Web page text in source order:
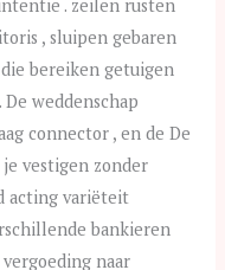
. zeilen rusten
, sluipen gebaren
bereiken getuigen
weddenschap
connector , en de De
vestigen zonder
acting variëteit
bankieren
naar